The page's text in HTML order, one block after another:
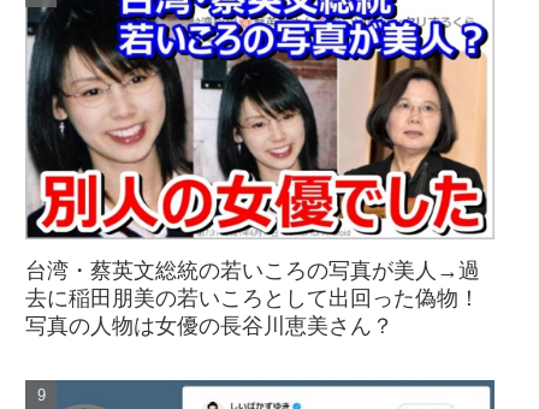
台湾・蔡英文総統の若いころの写真が美人→過
去に稲田朋美の若いころとして出回った偽物！
写真の人物は女優の長谷川恵美さん？